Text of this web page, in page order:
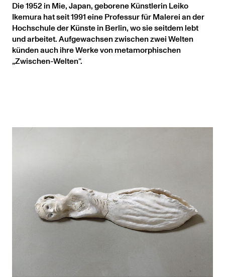
Die 1952 in Mie, Japan, geborene Künstlerin Leiko
Ikemura hat seit 1991 eine Professur für Malerei an der
Hochschule der Künste in Berlin, wo sie seitdem lebt
und arbeitet. Aufgewachsen zwischen zwei Welten
künden auch ihre Werke von metamorphischen
„Zwischen-Welten“.